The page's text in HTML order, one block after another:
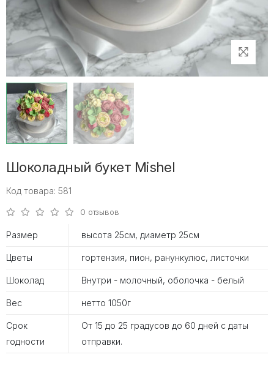
Шоколадный букет Mishel
Код товара: 581
0 отзывов
Размер высота 25см, диаметр 25см
Цветы гортензия, пион, ранункулюс, листочки
Шоколад Внутри - молочный, оболочка - белый
Вес нетто 1050г
Срок
годности
От 15 до 25 градусов до 60 дней с даты
отправки.